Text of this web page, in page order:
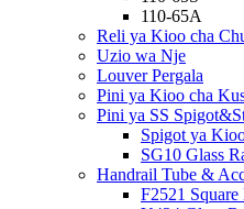
110-65A
Reli ya Kioo cha
Uzio wa Nje
Louver Pergala
Pini ya Kioo cha
Pini ya SS
Spigot ya
SG10 Glass
Handrail Tube &
F2521